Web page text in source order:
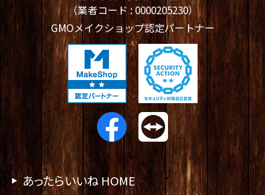
（業者コード : 0000205230）
GMOメイクショップ認定パートナー
あったらいいね HOME